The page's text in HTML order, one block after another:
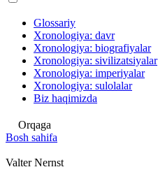
Glossariy
Xronologiya: davr
Xronologiya: biografiyalar
Xronologiya: sivilizatsiyalar
Xronologiya: imperiyalar
Xronologiya: sulolalar
Biz haqimizda
Orqaga
Bosh sahifa
Valter Nernst